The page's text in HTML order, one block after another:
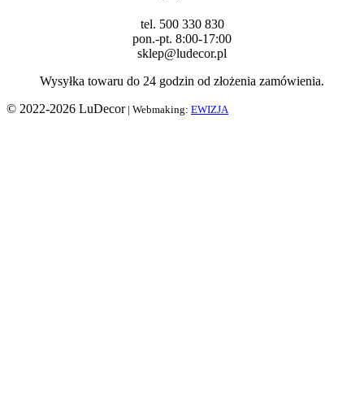
tel. 500 330 830
pon.-pt. 8:00-17:00
sklep@ludecor.pl
Wysyłka towaru do 24 godzin od złożenia zamówienia.
© 2022-2026 LuDecor| Webmaking: EWIZJA